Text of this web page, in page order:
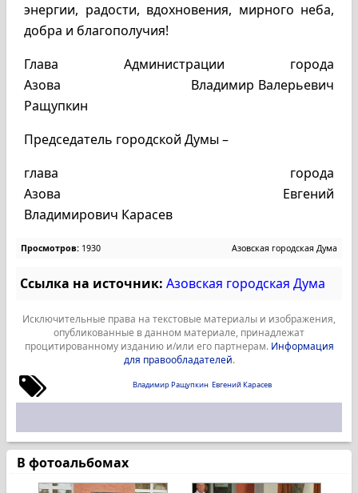
энергии, радости, вдохновения, мирного неба,
добра и благополучия!
Глава Администрации города
Азова Владимир Валерьевич
Ращупкин
Председатель городской Думы –
глава города
Азова Евгений
Владимирович Карасев
Просмотров: 1930 Азовская городская Дума
Ссылка на источник: Азовская городская Дума
Исключительные права на текстовые материалы и изображения,
опубликованные в данном материале, принадлежат
процитированному изданию и/или его партнерам. Информация
для правообладателей.
Владимир Ращупкин Евгений Карасев
В фотоальбомах